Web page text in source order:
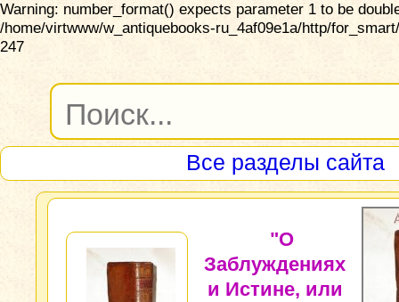
Warning: number_format() expects parameter 1 to be
/home/virtwww/w_antiquebooks-ru_4af09e1a/http/
247
Все разделы сайта
"О
Заблуждениях
и Истине, или